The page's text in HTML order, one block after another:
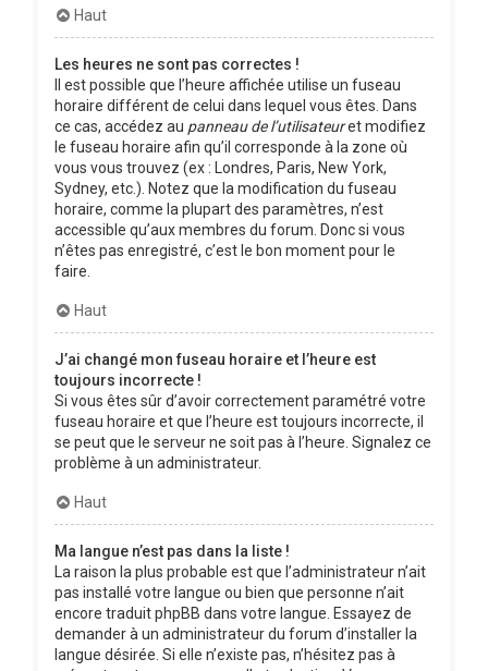
Haut
Les heures ne sont pas correctes !
Il est possible que l’heure affichée utilise un fuseau
horaire différent de celui dans lequel vous êtes. Dans
ce cas, accédez au panneau de l’utilisateuret modifiez
le fuseau horaire afin qu’il corresponde à la zone où
vous vous trouvez (ex : Londres, Paris, New York,
Sydney, etc.). Notez que la modification du fuseau
horaire, comme la plupart des paramètres, n’est
accessible qu’aux membres du forum. Donc si vous
n’êtes pas enregistré, c’est le bon moment pour le
faire.
Haut
J’ai changé mon fuseau horaire et l’heure est
toujours incorrecte !
Si vous êtes sûr d’avoir correctement paramétré votre
fuseau horaire et que l’heure est toujours incorrecte, il
se peut que le serveur ne soit pas à l’heure. Signalez ce
problème à un administrateur.
Haut
Ma langue n’est pas dans la liste !
La raison la plus probable est que l’administrateur n’ait
pas installé votre langue ou bien que personne n’ait
encore traduit phpBB dans votre langue. Essayez de
demander à un administrateur du forum d’installer la
langue désirée. Si elle n’existe pas, n’hésitez pas à